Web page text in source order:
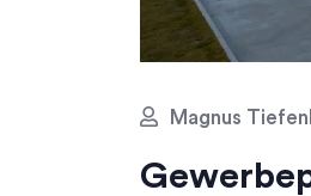
Magnus